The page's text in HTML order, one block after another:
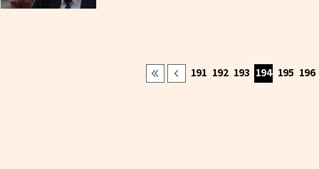
191 192 193 194 195 196